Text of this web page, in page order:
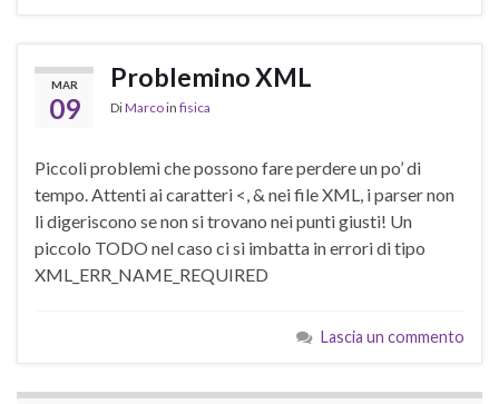
MAR
09
Problemino XML
DiMarcoin fisica
Piccoli problemi che possono fare perdere un po’ di
tempo. Attenti ai caratteri <, & nei file XML, i parser non
li digeriscono se non si trovano nei punti giusti! Un
piccolo TODO nel caso ci si imbatta in errori di tipo
XML_ERR_NAME_REQUIRED
Lascia un commento